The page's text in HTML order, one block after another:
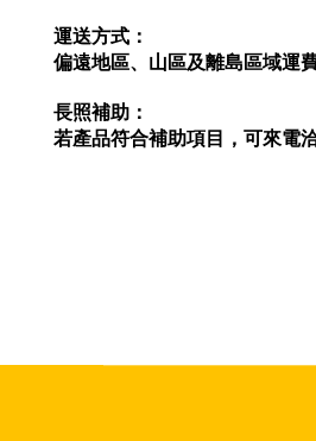
運送方式：
偏遠地區、山區及離島區域運
長照補助：
若產品符合補助項目，可來電